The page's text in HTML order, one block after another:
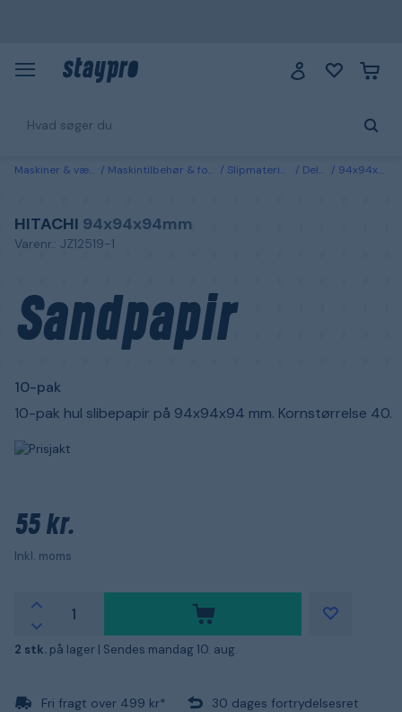
Maskiner & værktøj Maskintilbehør & forbrugsvarer Slipmaterialer & tilbehør Delta sandpapir 94x94x94mm Hitachi Sandpapir 10-pak K40
HITACHI 94x94x94mm
Varenr.: JZ12519-1
Sandpapir
10-pak
10-pak hul slibepapir på 94x94x94 mm. Kornstørrelse 40.
55 kr.
Inkl. moms
2 stk. på lager | Sendes mandag 10. aug.
Fri fragt over 499 kr* 30 dages fortrydelsesret